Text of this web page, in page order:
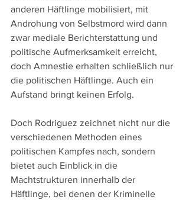
anderen Häftlinge mobilisiert, mit
Androhung von Selbstmord wird dann
zwar mediale Berichterstattung und
politische Aufmerksamkeit erreicht,
doch Amnestie erhalten schließlich nur
die politischen Häftlinge. Auch ein
Aufstand bringt keinen Erfolg.
Doch Rodriguez zeichnet nicht nur die
verschiedenen Methoden eines
politischen Kampfes nach, sondern
bietet auch Einblick in die
Machtstrukturen innerhalb der
Häftlinge, bei denen der Kriminelle